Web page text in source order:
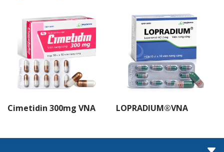
LANSOPRAZOL
Cimetidin 300mg VNA LOPRADIUM®VNA